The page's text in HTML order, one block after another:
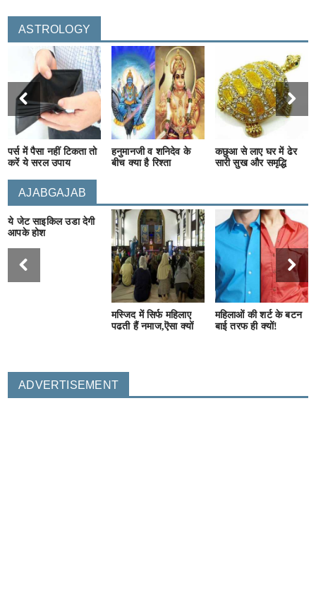
ASTROLOGY
पर्स में पैसा नहीं टिकता तो
करें ये सरल उपाय
हनुमानजी व शनिदेव के
बीच क्या है रिश्ता
कछुआ से लाए घर में ढेर
सारी सुख और समृद्धि
AJABGAJAB
ये जेट साइकिल उडा देगी
आपके होश
मस्जिद में सिर्फ महिलाए
पढती हैं नमाज,ऎसा क्यों
महिलाओं की शर्ट के बटन
बाई तरफ ही क्यों!
ADVERTISEMENT